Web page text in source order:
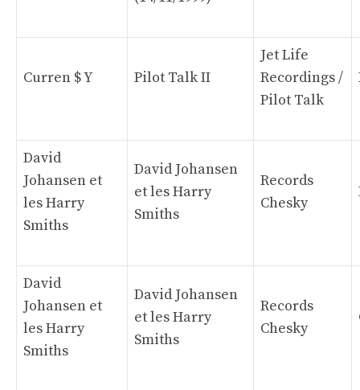
Curren $ Y Pilot Talk II
Jet Life
Recordings /
Pilot Talk
David
Johansen et
les Harry
Smiths
David Johansen
et les Harry
Smiths
Records
Chesky
David
Johansen et
les Harry
Smiths
David Johansen
et les Harry
Smiths
Records
Chesky